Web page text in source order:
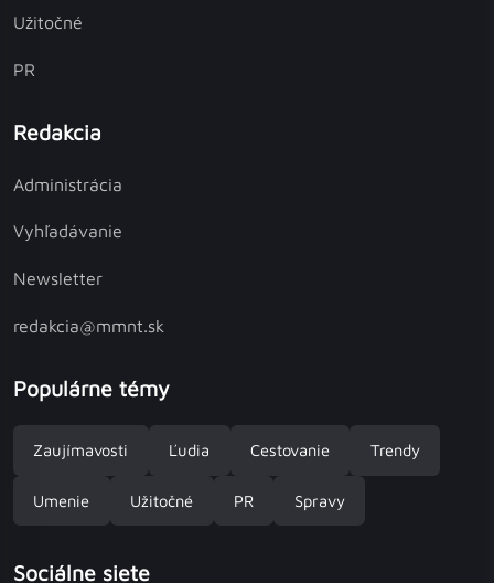
Užitočné
PR
Redakcia
Administrácia
Vyhľadávanie
Newsletter
redakcia@mmnt.sk
Populárne témy
Zaujímavosti Ľudia Cestovanie Trendy
Umenie Užitočné PR Spravy
Sociálne siete